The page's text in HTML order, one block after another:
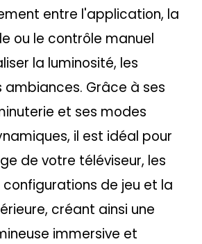
entre l'application, la
ou le contrôle manuel
la luminosité, les
ambiances. Grâce à ses
et ses modes
il est idéal pour
de votre téléviseur, les
de jeu et la
créant ainsi une
immersive et